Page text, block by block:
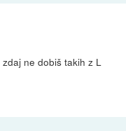
ne dobiš takih z L